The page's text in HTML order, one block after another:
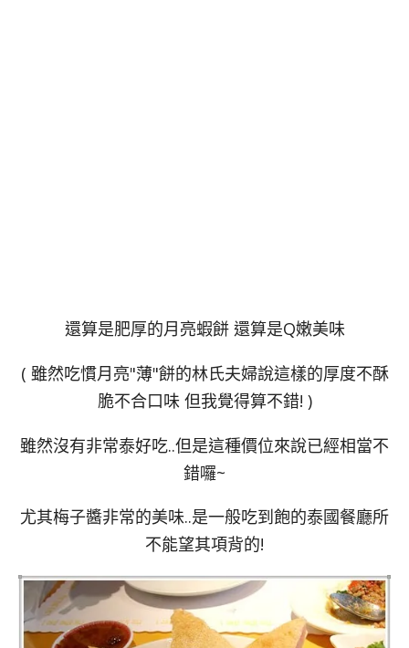
還算是肥厚的月亮蝦餅 還算是Q嫩美味
( 雖然吃慣月亮"薄"餅的林氏夫婦說這樣的厚度不酥
脆不合口味 但我覺得算不錯! )
雖然沒有非常泰好吃..但是這種價位來說已經相當不
錯囉~
尤其梅子醬非常的美味..是一般吃到飽的泰國餐廳所
不能望其項背的!